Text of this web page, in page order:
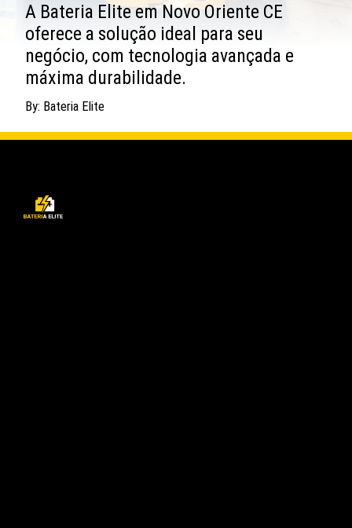
A Bateria Elite em Novo Oriente CE
oferece a solução ideal para seu
negócio, com tecnologia avançada e
máxima durabilidade.
By: Bateria Elite